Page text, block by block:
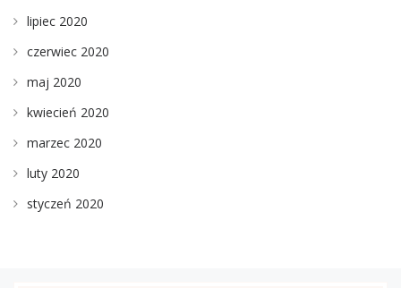
lipiec 2020
czerwiec 2020
maj 2020
kwiecień 2020
marzec 2020
luty 2020
styczeń 2020